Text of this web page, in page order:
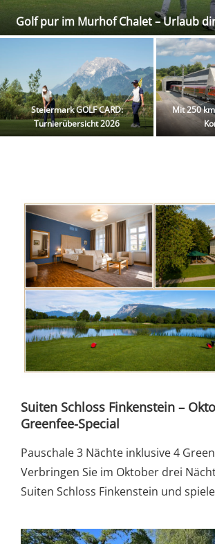
Golf pur im Murhof Chalet – Urlaub
Steiermark GOLF CARD:
Turnierübersicht 2026
Mit 250
Suiten Schloss Finkenstein –
Greenfee-Special
Pauschale 3 Nächte inklusive 4
Verbringen Sie im Oktober drei
Suiten Schloss Finkenstein und